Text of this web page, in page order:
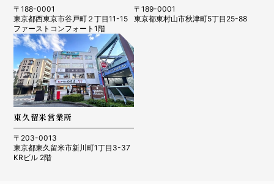
〒188-0001
東京都西東京市谷戸町２丁目11-15
ファーストコンフォート1階
〒189-0001
東京都東村山市秋津町5丁目25-88
東久留米営業所
〒203-0013
東京都東久留米市新川町1丁目3-37
KRビル 2階